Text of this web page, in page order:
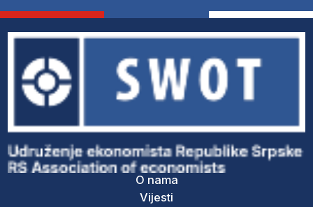
O nama
Vijesti